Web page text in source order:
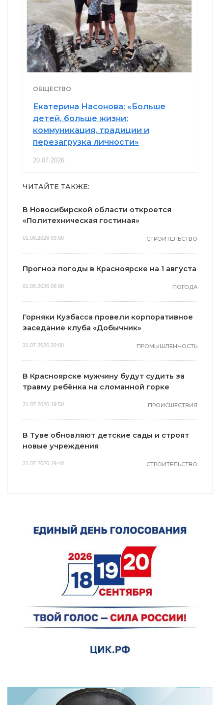
ОБЩЕСТВО
Екатерина Насонова: «Больше
детей, больше жизни:
коммуникация, традиции и
перезагрузка личности»
20.07.2026
ЧИТАЙТЕ ТАКЖЕ:
В Новосибирской области откроется
«Политехническая гостиная»
01.08.2026 09:00 СТРОИТЕЛЬСТВО
Прогноз погоды в Красноярске на 1 августа
01.08.2026 06:00 ПОГОДА
Горняки Кузбасса провели корпоративное
заседание клуба «Добычник»
31.07.2026 20:00 ПРОМЫШЛЕННОСТЬ
В Красноярске мужчину будут судить за
травму ребёнка на сломанной горке
31.07.2026 19:50 ПРОИСШЕСТВИЯ
В Туве обновляют детские сады и строят
новые учреждения
31.07.2026 19:40 СТРОИТЕЛЬСТВО